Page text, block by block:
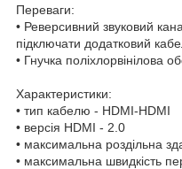
Переваги:
• Реверсивний звуковий
підключати додатковий
• Гнучка поліхлорвінілова
Характеристики:
• тип кабелю - HDMI-HDMI
• версія HDMI - 2.0
• максимальна роздільна
• максимальна швидкість